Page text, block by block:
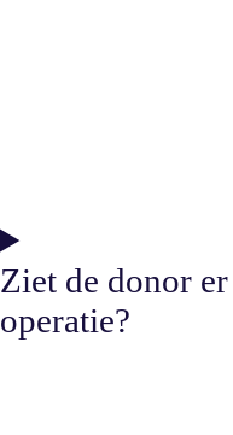
Ziet de donor
operatie?